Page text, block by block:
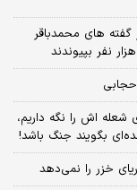
در گفته های محمدباقر
اش را نگه داریم،
بگویند جنگ باشد!
خزر را نمی‌دهد